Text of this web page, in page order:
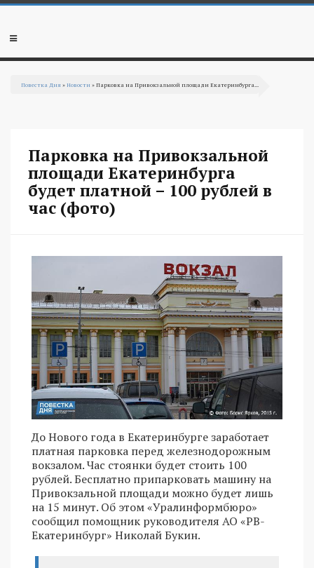
Перейти к основному содержанию
Мобильное
Повестка Дня »Новости » Парковка на Привокзальной площади Екатеринбурга...
Парковка на Привокзальной
площади Екатеринбурга
будет платной – 100 рублей в
час (фото)
До Нового года в Екатеринбурге заработает
платная парковка перед железнодорожным
вокзалом. Час стоянки будет стоить 100
рублей. Бесплатно припарковать машину на
Привокзальной площади можно будет лишь
на 15 минут. Об этом «Уралинформбюро»
сообщил помощник руководителя АО «РВ-
Екатеринбург» Николай Букин.